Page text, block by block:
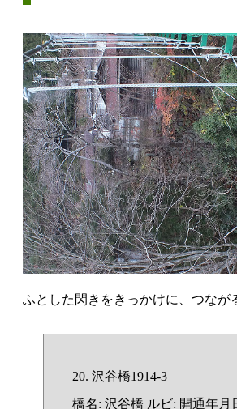
ふとした閃きをきっかけに、つなが
20. 沢谷橋1914-3
橋名: 沢谷橋 ルビ: 開通年月